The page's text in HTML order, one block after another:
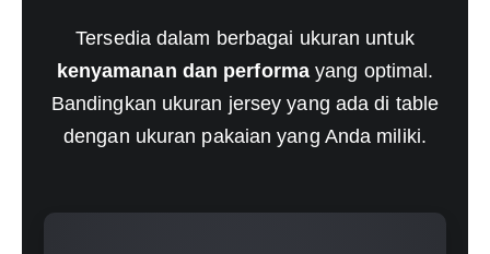
Tersedia dalam berbagai ukuran untuk
kenyamanan dan performayang optimal.
Bandingkan ukuran jersey yang ada di table
dengan ukuran pakaian yang Anda miliki.